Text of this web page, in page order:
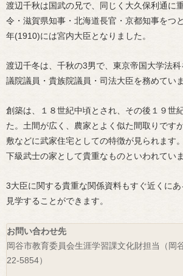
渡辺千秋は国武の兄で、同じく大久保利通に
令・滋賀県知事・北海道長官・京都知事をつ
年(1910)には宮内大臣となりました。
渡辺千冬は、千秋の3男で、東京帝国大学法
議院議員・貴族院議員・司法大臣を務めていま
創築は、１８世紀中頃とされ、その後１９世
た。土間が広く、農家とよく似た間取りです
敷などに武家住宅としての特徴が見られます
下級武士の家として貴重なものといわれていま
3大臣に関する貴重な関係資料もすぐ近くに
見学することができます。
お問い合わせ先
岡谷市教育委員会生涯学習課文化財担当（岡
22-5854）